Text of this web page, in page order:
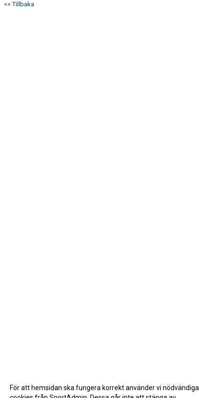
KONTAKT
<< Tillbaka
För att hemsidan ska fungera korrekt använder vi nödvändiga